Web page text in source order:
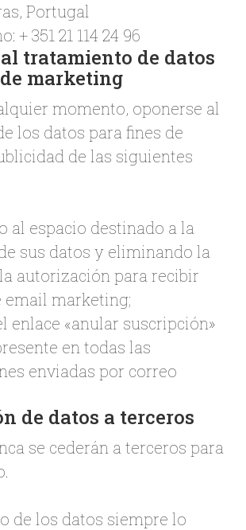
Portugal
+ 351 21 114 24 96
tratamiento de datos
marketing
momento, oponerse al
los datos para fines de
de las siguientes
al espacio destinado a la
sus datos y eliminando la
autorización para recibir
email marketing;
enlace «anular suscripción»
en todas las
enviadas por correo
de datos a terceros
se cederán a terceros para
de los datos siempre lo